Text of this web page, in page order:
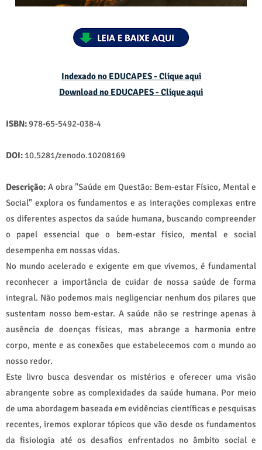
Indexado no EDUCAPES - Clique aqui
Download no EDUCAPES - Clique aqui
ISBN:978-65-5492-038-4
DOI: 10.5281/zenodo.10208169
Descrição: A obra "Saúde em Questão: Bem-estar Físico, Mental e
Social" explora os fundamentos e as interações complexas entre
os diferentes aspectos da saúde humana, buscando compreender
o papel essencial que o bem-estar físico, mental e social
desempenha em nossas vidas.
No mundo acelerado e exigente em que vivemos, é fundamental
reconhecer a importância de cuidar de nossa saúde de forma
integral. Não podemos mais negligenciar nenhum dos pilares que
sustentam nosso bem-estar. A saúde não se restringe apenas à
ausência de doenças físicas, mas abrange a harmonia entre
corpo, mente e as conexões que estabelecemos com o mundo ao
nosso redor.
Este livro busca desvendar os mistérios e oferecer uma visão
abrangente sobre as complexidades da saúde humana. Por meio
de uma abordagem baseada em evidências científicas e pesquisas
recentes, iremos explorar tópicos que vão desde os fundamentos
da fisiologia até os desafios enfrentados no âmbito social e